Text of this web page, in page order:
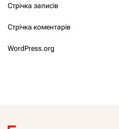
Стрічка записів
Стрічка коментарів
WordPress.org